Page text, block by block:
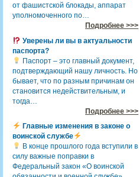
от фашистской блокады, аппарат
уполномоченного по…
Подробнее >>>
Уверены ли вы в актуальности
паспорта?
Паспорт – это главный документ,
подтверждающий нашу личность. Но
бывает, что по разным причинам он
становится недействительным, и
тогда…
Подробнее >>>
Главные изменения в законе о
воинской службе
В конце прошлого года вступили в
силу важные поправки в
Федеральный закон «О воинской